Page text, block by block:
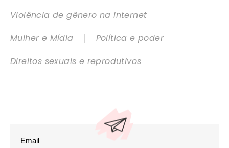
Violência de gênero na internet
Mulher e Mídia
|
Política e poder
Direitos sexuais e reprodutivos